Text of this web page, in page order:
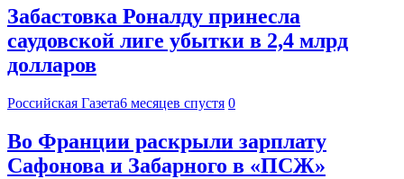
Забастовка Роналду принесла
саудовской лиге убытки в 2,4 млрд
долларов
Российская Газета6 месяцев спустя 0
Во Франции раскрыли зарплату
Сафонова и Забарного в «ПСЖ»